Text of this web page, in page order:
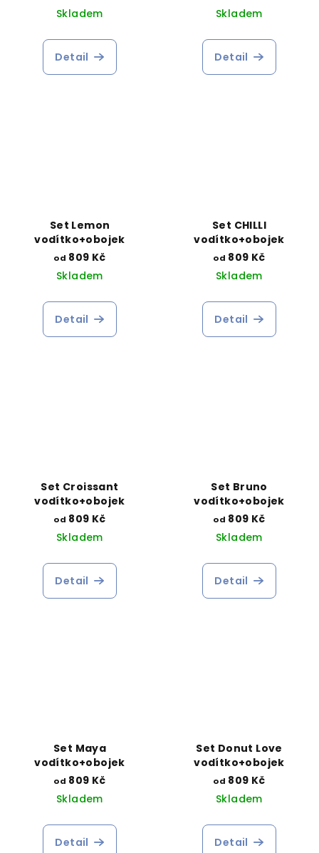
Skladem
Detail
Skladem
Detail
Set Lemon
vodítko+obojek
od 809 Kč
Skladem
Detail
Set CHILLI
vodítko+obojek
od 809 Kč
Skladem
Detail
Set Croissant
vodítko+obojek
od 809 Kč
Skladem
Detail
Set Bruno
vodítko+obojek
od 809 Kč
Skladem
Detail
Set Maya
vodítko+obojek
od 809 Kč
Skladem
Detail
Set Donut Love
vodítko+obojek
od 809 Kč
Skladem
Detail